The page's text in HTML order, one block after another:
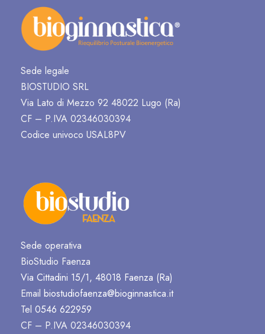
Sede legale
BIOSTUDIO SRL
Via Lato di Mezzo 92 48022 Lugo (Ra)
CF – P.IVA 02346030394
Codice univoco USAL8PV
Sede operativa
BioStudio Faenza
Via Cittadini 15/1, 48018 Faenza (Ra)
Email biostudiofaenza@bioginnastica.it
Tel 0546 622959
CF – P.IVA 02346030394